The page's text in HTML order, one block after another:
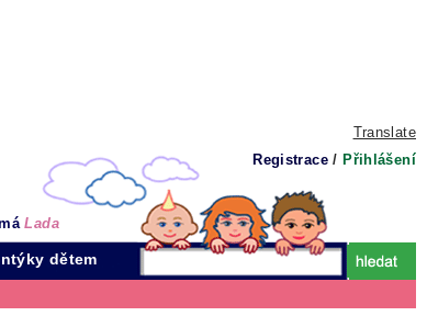
Translate
Registrace / Přihlášení
Lada
dětem